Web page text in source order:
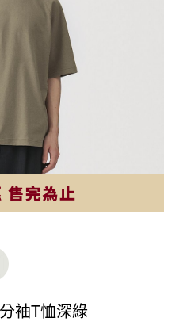
袖T恤深綠